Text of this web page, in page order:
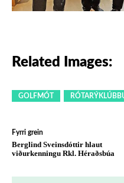
Related Images:
GOLFMÓT
Fyrri grein
Berglind Sveinsdóttir hlaut
viðurkenningu Rkl. Héraðsbúa